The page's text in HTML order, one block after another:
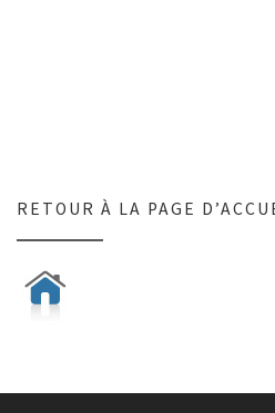
RETOUR À LA PAGE